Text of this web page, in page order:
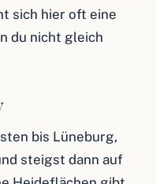
sich hier oft eine
du nicht gleich
bis Lüneburg,
steigst dann auf